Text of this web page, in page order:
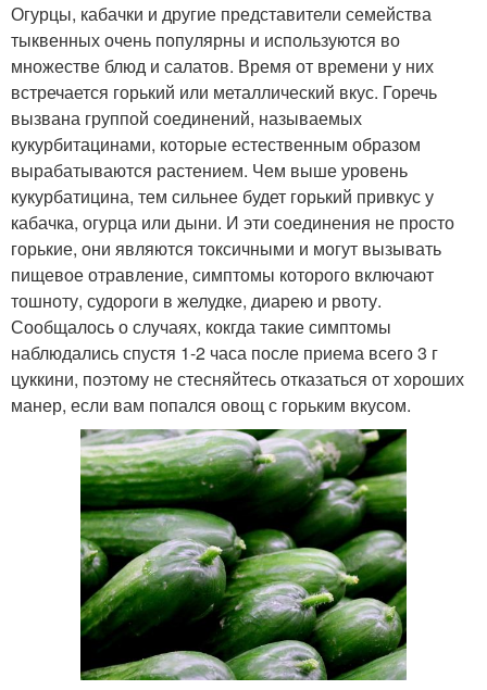
Огурцы, кабачки и другие представители семейства
тыквенных очень популярны и используются во
множестве блюд и салатов. Время от времени у них
встречается горький или металлический вкус. Горечь
вызвана группой соединений, называемых
кукурбитацинами, которые естественным образом
вырабатываются растением. Чем выше уровень
кукурбатицина, тем сильнее будет горький привкус у
кабачка, огурца или дыни. И эти соединения не просто
горькие, они являются токсичными и могут вызывать
пищевое отравление, симптомы которого включают
тошноту, судороги в желудке, диарею и рвоту.
Сообщалось о случаях, кокгда такие симптомы
наблюдались спустя 1-2 часа после приема всего 3 г
цуккини, поэтому не стесняйтесь отказаться от хороших
манер, если вам попался овощ с горьким вкусом.